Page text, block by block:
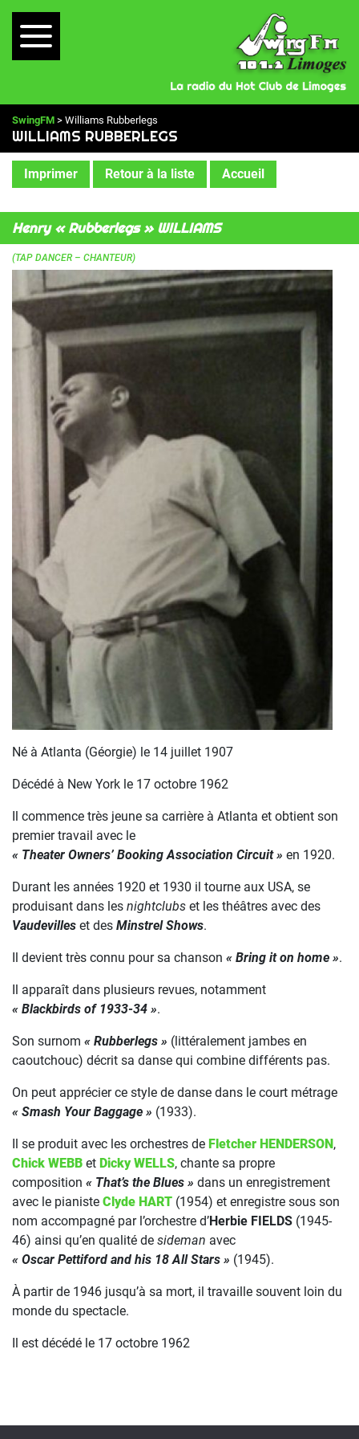
SwingFM > Williams Rubberlegs
WILLIAMS RUBBERLEGS
Imprimer Retour à la liste Accueil
Henry « Rubberlegs » WILLIAMS
(TAP DANCER – CHANTEUR)
Né à Atlanta (Géorgie) le 14 juillet 1907
Décédé à New York le 17 octobre 1962
Il commence très jeune sa carrière à Atlanta et obtient son
premier travail avec le
« Theater Owners’ Booking Association Circuit » en 1920.
Durant les années 1920 et 1930 il tourne aux USA, se
produisant dans les nightclubs et les théâtres avec des
Vaudevilles et des Minstrel Shows.
Il devient très connu pour sa chanson « Bring it on home ».
Il apparaît dans plusieurs revues, notamment
« Blackbirds of 1933-34 ».
Son surnom « Rubberlegs » (littéralement jambes en
caoutchouc) décrit sa danse qui combine différents pas.
On peut apprécier ce style de danse dans le court métrage
« Smash Your Baggage » (1933).
Il se produit avec les orchestres de Fletcher HENDERSON,
Chick WEBB et Dicky WELLS, chante sa propre
composition « That’s the Blues » dans un enregistrement
avec le pianiste Clyde HART (1954) et enregistre sous son
nom accompagné par l’orchestre d’Herbie FIELDS (1945-
46) ainsi qu’en qualité de sideman avec
« Oscar Pettiford and his 18 All Stars » (1945).
À partir de 1946 jusqu’à sa mort, il travaille souvent loin du
monde du spectacle.
Il est décédé le 17 octobre 1962